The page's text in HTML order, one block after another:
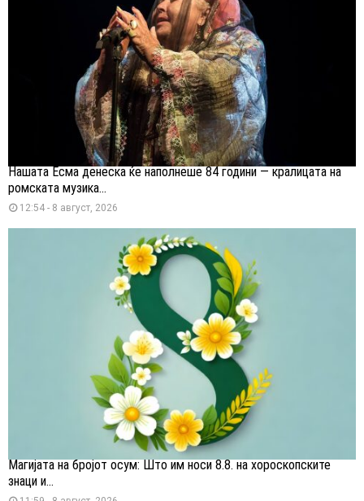
Нашата Есма денеска ќе наполнеше 84 години — кралицата на
ромската музика...
12:54 - 8 август, 2026
Магијата на бројот осум: Што им носи 8.8. на хороскопските
знаци и...